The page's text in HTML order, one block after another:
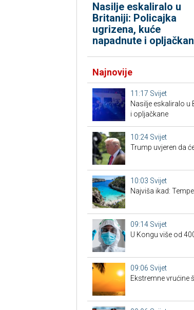
Nasilje eskaliralo u
Britaniji: Policajka
ugrizena, kuće
napadnute i
Najnovije
11:17 Svijet
Nasilje eskaliralo u
i opljačkane
10:24 Svijet
Trump uvjeren da
10:03 Svijet
Najviša ikad:
09:14 Svijet
U Kongu više od
09:06 Svijet
Ekstremne vrućine